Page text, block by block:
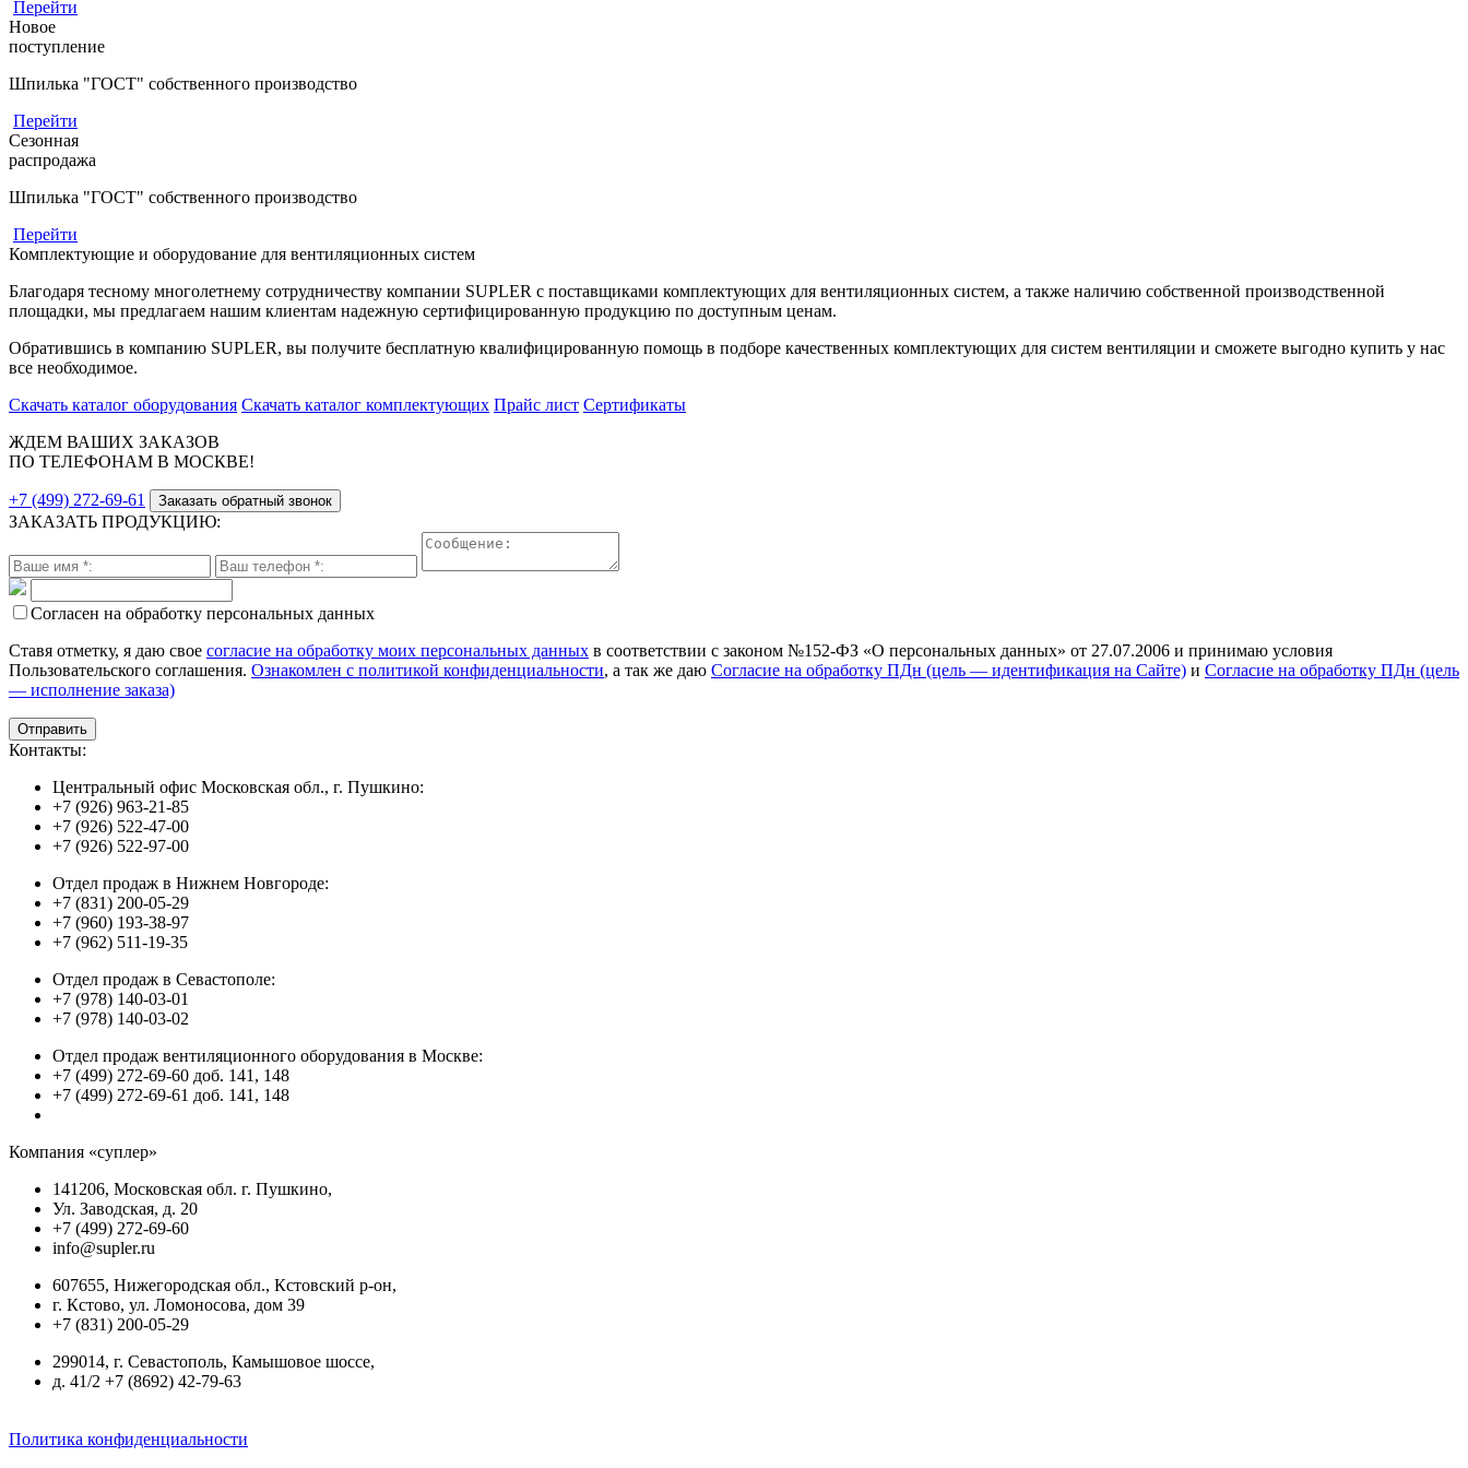
Перейти
Новое
поступление
Шпилька "ГОСТ" собственного производство
Перейти
Сезонная
распродажа
Шпилька "ГОСТ" собственного производство
Перейти
Комплектующие и оборудование для вентиляционных систем
Благодаря тесному многолетнему сотрудничеству компании SUPLER с поставщиками комплектующих для вентиляционных систем, а также наличию собственной производственной
площадки, мы предлагаем нашим клиентам надежную сертифицированную продукцию по доступным ценам.
Обратившись в компанию SUPLER, вы получите бесплатную квалифицированную помощь в подборе качественных комплектующих для систем вентиляции и сможете выгодно купить у нас
все необходимое.
Скачать каталог оборудования Скачать каталог комплектующих Прайс лист Сертификаты
ЖДЕМ ВАШИХ ЗАКАЗОВ
ПО ТЕЛЕФОНАМ В МОСКВЕ!
+7 (499) 272-69-61 Заказать обратный звонок
ЗАКАЗАТЬ ПРОДУКЦИЮ:
Согласен на обработку персональных данных
Ставя отметку, я даю свое согласие на обработку моих персональных данных в соответствии с законом №152-ФЗ «О персональных данных» от 27.07.2006 и принимаю условия
Пользовательского соглашения. Ознакомлен с политикой конфиденциальности, а так же даю Согласие на обработку ПДн (цель — идентификация на Сайте) и Согласие на обработку ПДн (цель
— исполнение заказа)
Контакты:
Центральный офис Московская обл., г. Пушкино:
+7 (926) 963-21-85
+7 (926) 522-47-00
+7 (926) 522-97-00
Отдел продаж в Нижнем Новгороде:
+7 (831) 200-05-29
+7 (960) 193-38-97
+7 (962) 511-19-35
Отдел продаж в Севастополе:
+7 (978) 140-03-01
+7 (978) 140-03-02
Отдел продаж вентиляционного оборудования в Москве:
+7 (499) 272-69-60 доб. 141, 148
+7 (499) 272-69-61 доб. 141, 148
Компания «суплер»
141206, Московская обл. г. Пушкино,
Ул. Заводская, д. 20
+7 (499) 272-69-60
info@supler.ru
607655, Нижегородская обл., Кстовский р-он,
г. Кстово, ул. Ломоносова, дом 39
+7 (831) 200-05-29
299014, г. Севастополь, Камышовое шоссе,
д. 41/2 +7 (8692) 42-79-63
Политика конфиденциальности